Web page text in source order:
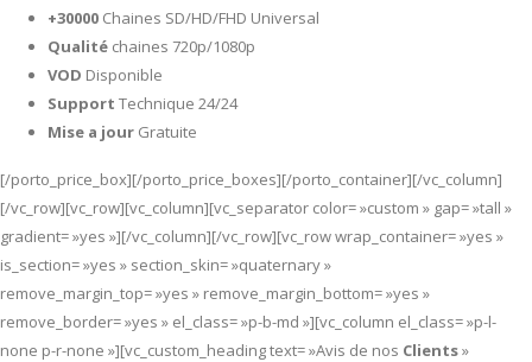
+30000 Chaines SD/HD/FHD Universal
Qualité chaines 720p/1080p
VOD Disponible
Support Technique 24/24
Mise a jour Gratuite
[/porto_price_box][/porto_price_boxes][/porto_container][/vc_column]
[/vc_row][vc_row][vc_column][vc_separator color= »custom » gap= »tall »
gradient= »yes »][/vc_column][/vc_row][vc_row wrap_container= »yes »
is_section= »yes » section_skin= »quaternary »
remove_margin_top= »yes » remove_margin_bottom= »yes »
remove_border= »yes » el_class= »p-b-md »][vc_column el_class= »p-l-
none p-r-none »][vc_custom_heading text= »Avis de nos Clients»